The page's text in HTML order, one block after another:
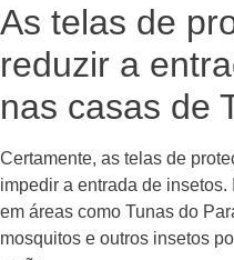
As telas de
reduzir a
nas casas de
Certamente, as telas de
impedir a entrada de
em áreas como Tunas do
mosquitos e outros insetos